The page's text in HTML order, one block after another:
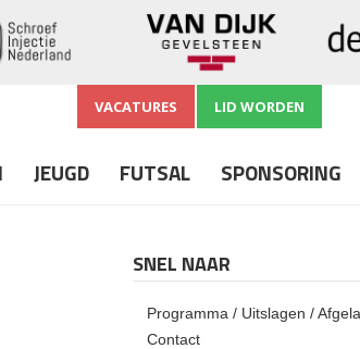
VACATURES LID WORDEN
JEUGD FUTSAL SPONSORING
SNEL NAAR
Programma / Uitslagen /
Contact